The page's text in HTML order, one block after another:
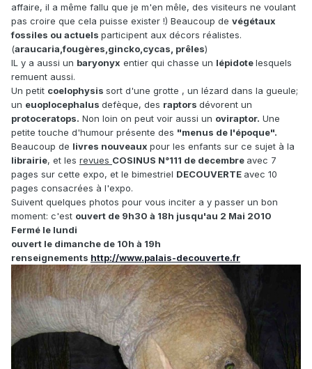
affaire, il a même fallu que je m'en mêle, des visiteurs ne voulant
pas croire que cela puisse exister !) Beaucoup de végétaux
fossiles ou actuels participent aux décors réalistes.
(araucaria,fougères,gincko,cycas, prêles)
IL y a aussi un baryonyx entier qui chasse un lépidotelesquels
remuent aussi.
Un petit coelophysis sort d'une grotte , un lézard dans la gueule;
un euoplocephalus defèque, des raptors dévorent un
protoceratops. Non loin on peut voir aussi un oviraptor. Une
petite touche d'humour présente des "menus de l'époque".
Beaucoup de livres nouveaux pour les enfants sur ce sujet à la
librairie, et les revues COSINUS N°111 de decembre avec 7
pages sur cette expo, et le bimestriel DECOUVERTE avec 10
pages consacrées à l'expo.
Suivent quelques photos pour vous inciter a y passer un bon
moment: c'est ouvert de 9h30 à 18h jusqu'au 2 Mai 2010
Fermé le lundi
ouvert le dimanche de 10h à 19h
renseignements http://www.palais-decouverte.fr